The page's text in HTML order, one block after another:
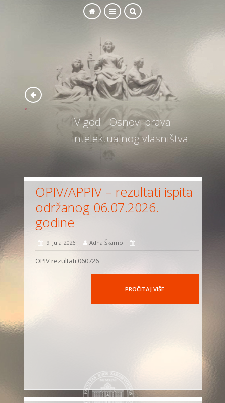
IV god. -Osnovi prava
intelektualnog vlasništva
OPIV/APPIV – rezultati ispita
održanog 06.07.2026.
godine
9. Jula 2026. Adna Škamo
OPIV rezultati 060726
PROČITAJ VIŠE